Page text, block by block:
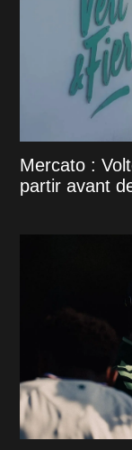
Mercato :
partir avant